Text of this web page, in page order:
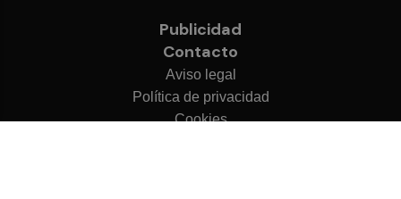
Publicidad
Contacto
Aviso legal
Política de privacidad
Cookies